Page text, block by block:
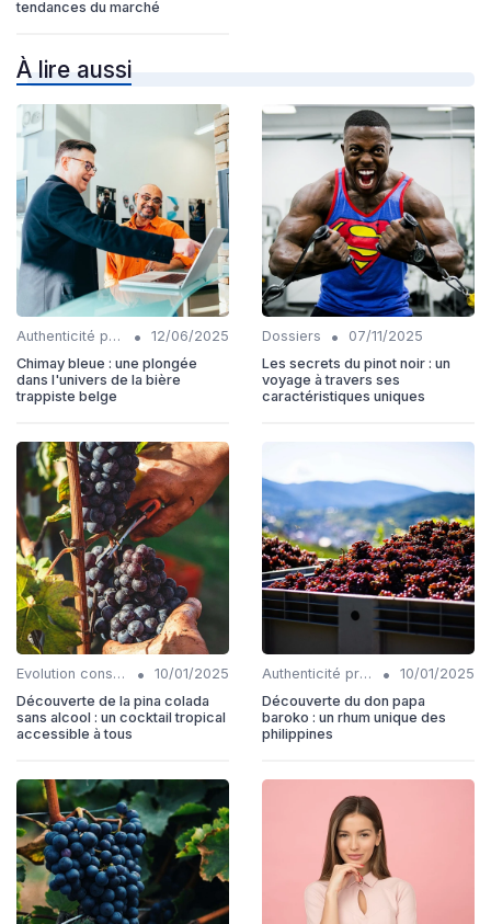
tendances du marché
À lire aussi
Authenticité produits •
12/06/2025
Chimay bleue : une plongée
dans l'univers de la bière
trappiste belge
Dossiers •
07/11/2025
Les secrets du pinot noir : un
voyage à travers ses
caractéristiques uniques
Evolution consommation •
10/01/2025
Découverte de la pina colada
sans alcool : un cocktail tropical
accessible à tous
Authenticité produits •
10/01/2025
Découverte du don papa
baroko : un rhum unique des
philippines